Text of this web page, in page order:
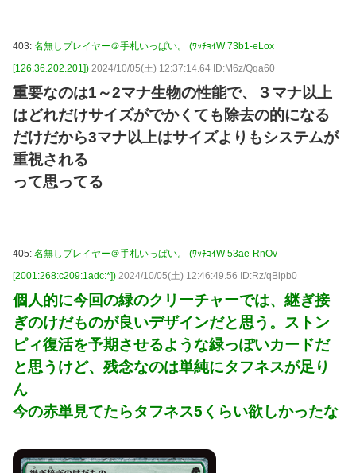
403: 名無しプレイヤー＠手札いっぱい。 (ﾜｯﾁｮｲW 73b1-eLox
[126.36.202.201]) 2024/10/05(土) 12:37:14.64 ID:M6z/Qqa60
重要なのは1～2マナ生物の性能で、３マナ以上
はどれだけサイズがでかくても除去の的になる
だけだから3マナ以上はサイズよりもシステムが
重視される
って思ってる
405: 名無しプレイヤー＠手札いっぱい。 (ﾜｯﾁｮｲW 53ae-RnOv
[2001:268:c209:1adc:*]) 2024/10/05(土) 12:46:49.56 ID:Rz/qBlpb0
個人的に今回の緑のクリーチャーでは、継ぎ接
ぎのけだものが良いデザインだと思う。ストン
ピィ復活を予期させるような緑っぽいカードだ
と思うけど、残念なのは単純にタフネスが足り
ん
今の赤単見てたらタフネス5くらい欲しかったな